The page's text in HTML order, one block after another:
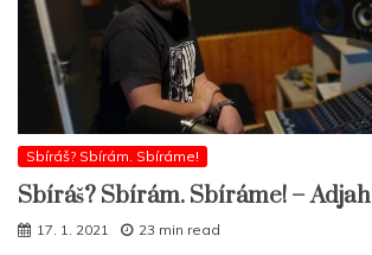
Sbíráš? Sbírám. Sbíráme!
Sbíráš? Sbírám. Sbíráme! – Adjah
17. 1. 2021 23 min read